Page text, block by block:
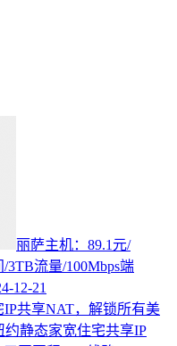
丽萨主机：89.1元/
3TB流量/100Mbps端
12-21
IP共享NAT，解锁所有美
约静态家宽住宅共享IP